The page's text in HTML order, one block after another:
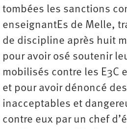
tombées les sanctions
enseignantEs de Melle,
de discipline après huit
pour avoir osé soutenir
mobilisés contre les E3C
et pour avoir dénoncé
inacceptables et
contre eux par un chef